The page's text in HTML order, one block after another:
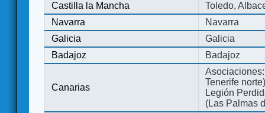
Castilla la Mancha
Toledo,
Navarra
Navarra
Galicia
Galicia
Badajoz
Badajoz
Canarias
Tenerife
Legión
(Las Palmas